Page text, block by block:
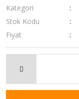
Kategori
Stok Kodu
Fiyat